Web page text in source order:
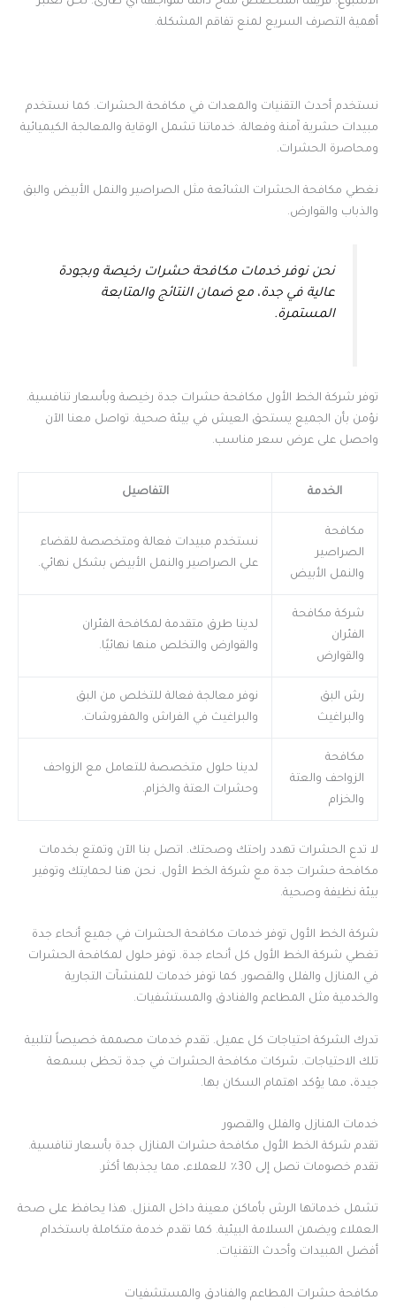
أهمية التصرف السريع لمنع تفاقم المشكلة.
نستخدم أحدث التقنيات والمعدات في مكافحة الحشرات. كما نستخدم
مبيدات حشرية آمنة وفعالة. خدماتنا تشمل الوقاية والمعالجة الكيميائية
ومحاصرة الحشرات.
نغطي مكافحة الحشرات الشائعة مثل الصراصير والنمل الأبيض والبق
والذباب والقوارض.
نحن نوفر خدمات مكافحة حشرات رخيصة وبجودة
عالية في جدة، مع ضمان النتائج والمتابعة
المستمرة.
توفر شركة الخط الأول مكافحة حشرات جدة رخيصة وبأسعار تنافسية.
نؤمن بأن الجميع يستحق العيش في بيئة صحية. تواصل معنا الآن
واحصل على عرض سعر مناسب.
الخدمة التفاصيل
مكافحة
الصراصير
والنمل الأبيض
نستخدم مبيدات فعالة ومتخصصة للقضاء
على الصراصير والنمل الأبيض بشكل نهائي.
شركة مكافحة
الفئران
والقوارض
لدينا طرق متقدمة لمكافحة الفئران
والقوارض والتخلص منها نهائيًا.
رش البق
والبراغيث
نوفر معالجة فعالة للتخلص من البق
والبراغيث في الفراش والمفروشات.
مكافحة
الزواحف والعتة
والخزام
لدينا حلول متخصصة للتعامل مع الزواحف
وحشرات العتة والخزام.
لا تدع الحشرات تهدد راحتك وصحتك. اتصل بنا الآن وتمتع بخدمات
مكافحة حشرات جدة مع شركة الخط الأول. نحن هنا لحمايتك وتوفير
بيئة نظيفة وصحية.
شركة الخط الأول توفر خدمات مكافحة الحشرات في جميع أنحاء جدة
تغطي شركة الخط الأول كل أنحاء جدة. توفر حلول لمكافحة الحشرات
في المنازل والفلل والقصور. كما توفر خدمات للمنشآت التجارية
والخدمية مثل المطاعم والفنادق والمستشفيات.
تدرك الشركة احتياجات كل عميل. تقدم خدمات مصممة خصيصاً لتلبية
تلك الاحتياجات. شركات مكافحة الحشرات في جدة تحظى بسمعة
جيدة، مما يؤكد اهتمام السكان بها.
خدمات المنازل والفلل والقصور
تقدم شركة الخط الأول مكافحة حشرات المنازل جدة بأسعار تنافسية.
تقدم خصومات تصل إلى 30٪ للعملاء، مما يجذبها أكثر.
تشمل خدماتها الرش بأماكن معينة داخل المنزل. هذا يحافظ على صحة
العملاء ويضمن السلامة البيئية. كما تقدم خدمة متكاملة باستخدام
أفضل المبيدات وأحدث التقنيات.
مكافحة حشرات المطاعم والفنادق والمستشفيات